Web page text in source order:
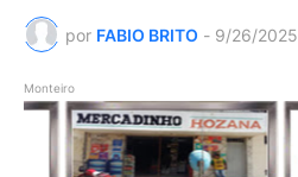
por FABIO BRITO - 9/26/2025
Monteiro